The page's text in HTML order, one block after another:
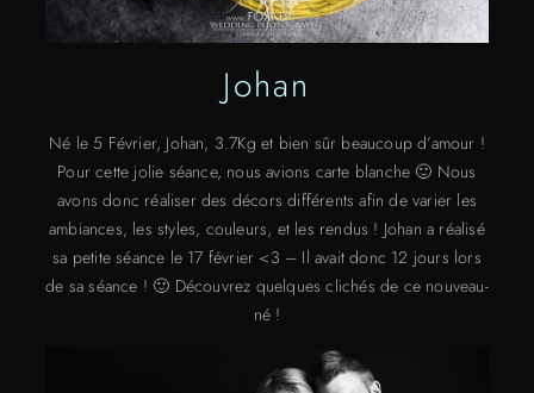
Johan
Né le 5 Février, Johan, 3.7Kg et bien sûr beaucoup d’amour !
Pour cette jolie séance, nous avions carte blanche 🙂 Nous
avons donc réaliser des décors différents afin de varier les
ambiances, les styles, couleurs, et les rendus ! Johan a réalisé
sa petite séance le 17 février <3 – Il avait donc 12 jours lors
de sa séance ! 🙂 Découvrez quelques clichés de ce nouveau-
né !